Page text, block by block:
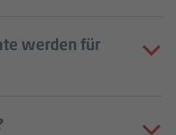
werden für